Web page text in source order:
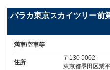
パラカ東京スカイツリー前
満車/空車等
住所
〒130-0002
東京都墨田区業